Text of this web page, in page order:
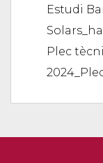
Estudi
Plec